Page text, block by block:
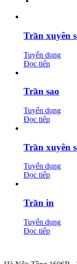
Trần xuyên
Tuyển dụng
Đọc tiếp
Trần sao
Tuyển dụng
Đọc tiếp
Trần xuyên
Tuyển dụng
Đọc tiếp
Trần in
Tuyển dụng
Đọc tiếp